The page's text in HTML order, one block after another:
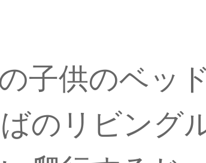
子供のベッ
のリビング